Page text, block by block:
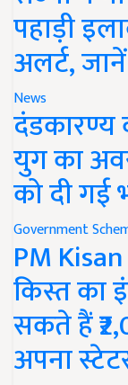
पहाड़ी
अलर्ट,
News
दंडकारण्य
युग का
को दी गई
Government
PM
किस्त का
सकते हैं
अपना